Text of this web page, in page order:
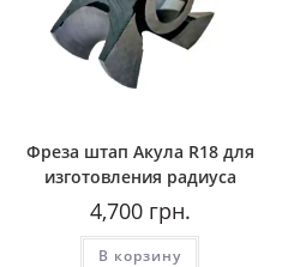
Фреза штап Акула R18 для
изготовления радиуса
4,700грн.
В корзину